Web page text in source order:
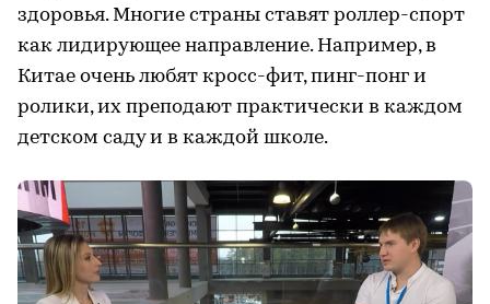
здоровья. Многие страны ставят роллер-спорт
как лидирующее направление. Например, в
Китае очень любят кросс-фит, пинг-понг и
ролики, их преподают практически в каждом
детском саду и в каждой школе.